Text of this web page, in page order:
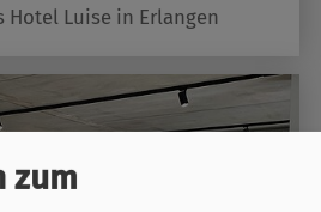
Hotel Luise in Erlangen
zum